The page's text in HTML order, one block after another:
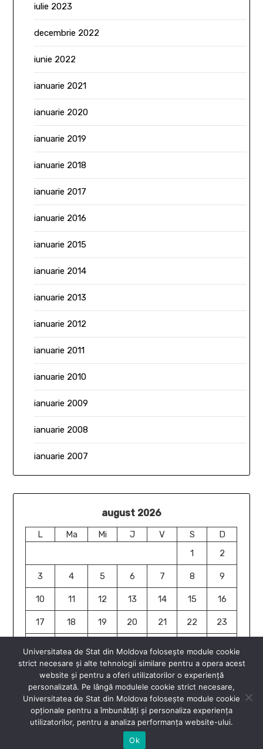
iulie 2023
decembrie 2022
iunie 2022
ianuarie 2021
ianuarie 2020
ianuarie 2019
ianuarie 2018
ianuarie 2017
ianuarie 2016
ianuarie 2015
ianuarie 2014
ianuarie 2013
ianuarie 2012
ianuarie 2011
ianuarie 2010
ianuarie 2009
ianuarie 2008
ianuarie 2007
august 2026
L Ma Mi J V S
D
1
2
3 4 5 6 7 8 9
10 11 12 13 14 15 16
17 18 19 20 21 22 23
31
« iun.
© 2026 Științe Reale și ale Naturii USM
Universitatea de Stat din Moldova folosește module cookie
strict necesare și alte tehnologii similare pentru a opera acest
website și pentru a oferi utilizatorilor o experiență
personalizată. Pe lângă modulele cookie strict necesare,
Universitatea de Stat din Moldova folosește module cookie
opționale pentru a îmbunătăți și personaliza experiența
utilizatorilor, pentru a analiza performanța website-ului.
Ok